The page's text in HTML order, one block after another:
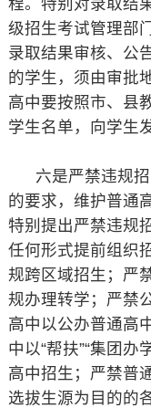
程。特别对录取结
级招生考试管理部
录取结果审核、公
的学生，须由审批
高中要按照市、县
学生名单，向学生
六是严禁违规招
的要求，维护普通
特别提出严禁违规
任何形式提前组织
规跨区域招生；严
规办理转学；严禁
高中以公办普通高
中以“帮扶”“集团办
高中招生；严禁普
选拔生源为目的的